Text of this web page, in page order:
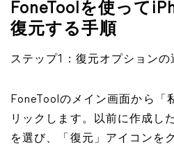
FoneToolを使って
復元する手順
ステップ1：復元オプションの
FoneToolのメイン画面から「
リックします。以前に作成し
を選び、「復元」アイコンを